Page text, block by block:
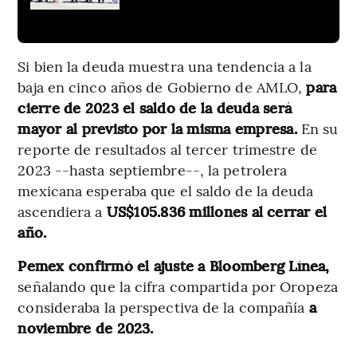
Si bien la deuda muestra una tendencia a la
baja en cinco años de Gobierno de AMLO,para
cierre de 2023 el saldo de la deuda será
mayor al previsto por la misma empresa. En su
reporte de resultados al tercer trimestre de
2023 --hasta septiembre--, la petrolera
mexicana esperaba que el saldo de la deuda
ascendiera a US$105.836 millones al cerrar el
año.
Pemex confirmó el ajuste a Bloomberg Línea,
señalando que la cifra compartida por Oropeza
consideraba la perspectiva de la compañía a
noviembre de 2023.